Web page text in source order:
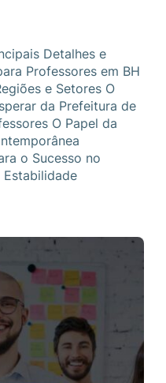
Detalhes e
Professores em BH
e Setores O
da Prefeitura de
O Papel da
o Sucesso no